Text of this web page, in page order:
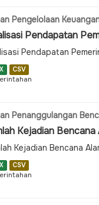
Pengelolaan
Pendapatan
Pendapatan
CSV
Penanggulangan
Kejadian
Kejadian Bencana
CSV